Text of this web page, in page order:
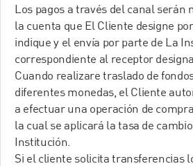
Los pagos a través del canal serán
la cuenta que El Cliente designe
indique y el envía por parte de La
correspondiente al receptor
Cuando realizare traslado de
diferentes monedas, el Cliente
a efectuar una operación de
la cual se aplicará la tasa de
Institución.
Si el cliente solicita transferencias